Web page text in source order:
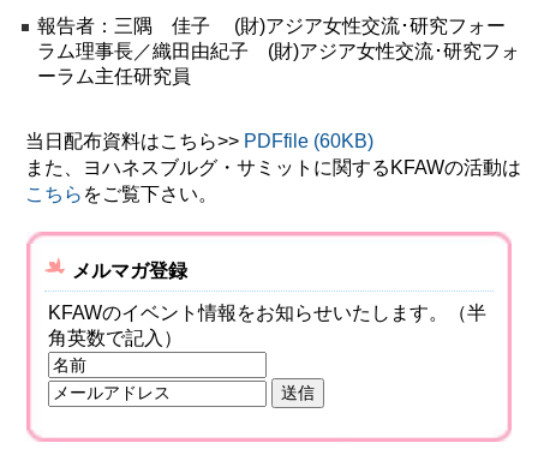
ジェンダー
持続可能な開発
人権
平和構築
その他
報告者：三隅 佳子 (財)アジア女性交流･研究フォー
ラム理事長／織田由紀子 (財)アジア女性交流･研究フォ
ーラム主任研究員
当日配布資料はこちら>> PDFfile (60KB)
また、ヨハネスブルグ・サミットに関するKFAWの活動は
こちら をご覧下さい。
メルマガ登録
KFAWのイベント情報をお知らせいたします。（半
角英数で記入）